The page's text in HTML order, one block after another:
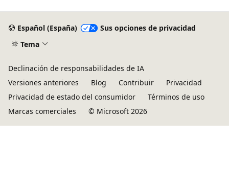
Español (España)
Sus opciones de privacidad
Tema
Declinación de responsabilidades de IA
Versiones anteriores
Blog Contribuir
Privacidad
Privacidad de estado del consumidor
Términos de uso
Marcas comerciales
© Microsoft 2026